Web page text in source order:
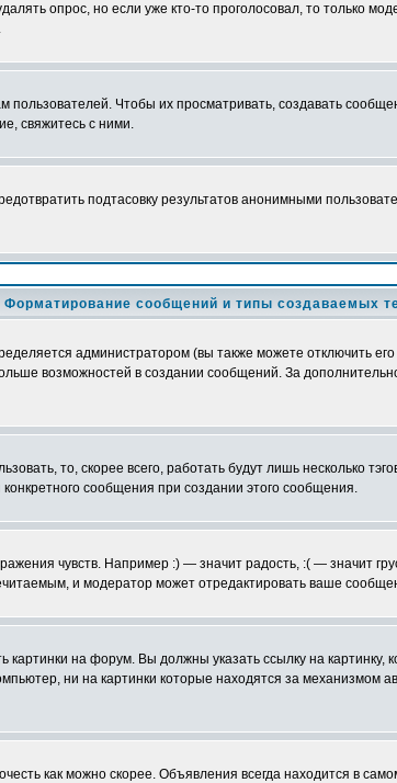
опрос, но если уже кто-то проголосовал, то только
Чтобы их просматривать, создавать
свяжитесь с ними.
подтасовку результатов анонимными
Форматирование сообщений и типы создаваемых
администратором (вы также можете отключить
возможностей в создании сообщений. За
то, скорее всего, работать будут лишь несколько
сообщения при создании этого сообщения.
чувств. Например :) — значит радость, :( — значит
и модератор может отредактировать ваше
на форум. Вы должны указать ссылку на
ни на картинки которые находятся за
как можно скорее. Объявления всегда находится в